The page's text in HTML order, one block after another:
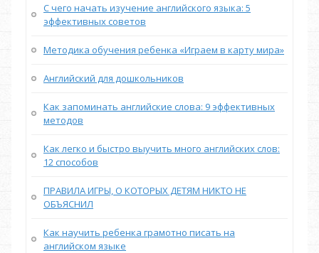
С чего начать изучение английского языка: 5
эффективных советов
Методика обучения ребенка «Играем в карту мира»
Английский для дошкольников
Как запоминать английские слова: 9 эффективных
методов
Как легко и быстро выучить много английских слов:
12 способов
ПРАВИЛА ИГРЫ, О КОТОРЫХ ДЕТЯМ НИКТО НЕ
ОБЪЯСНИЛ
Как научить ребенка грамотно писать на
английском языке